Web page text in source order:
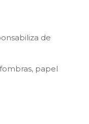
de
papel